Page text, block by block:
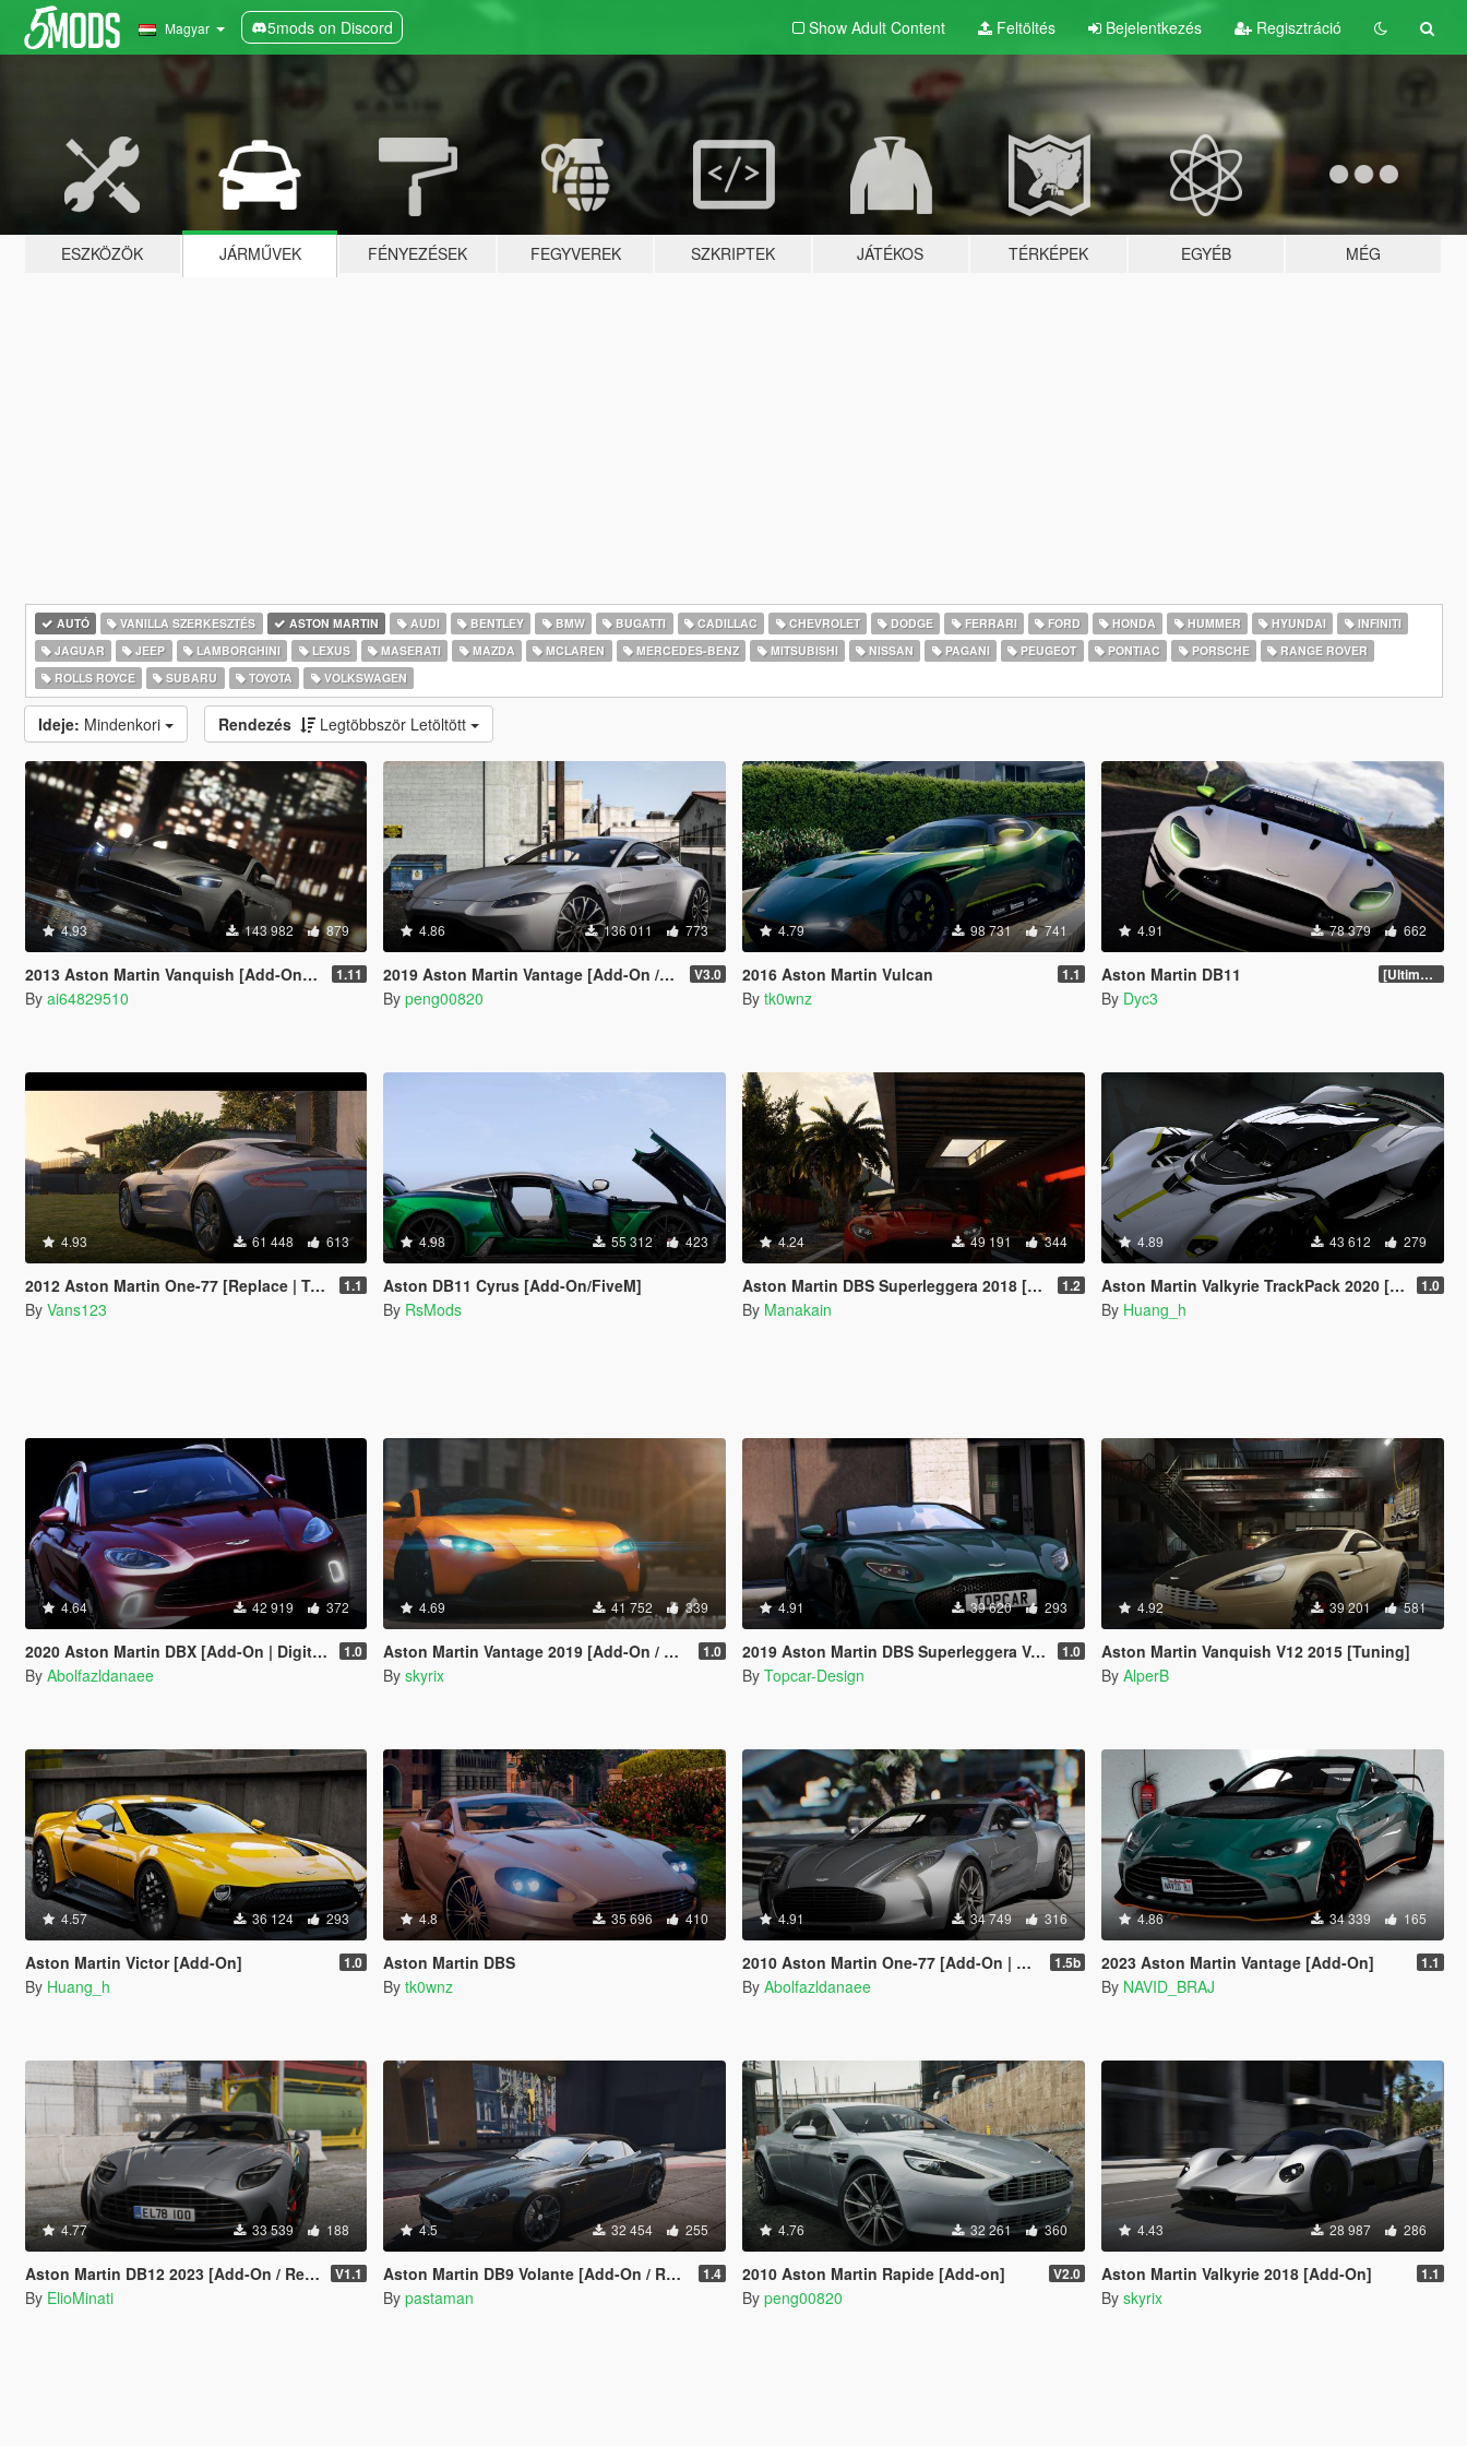
Magyar 5mods on Discord Show Adult Content Feltöltés Bejelentkezés Regisztráció
ESZKÖZÖK JÁRMŰVEK FÉNYEZÉSEK FEGYVEREK SZKRIPTEK JÁTÉKOS TÉRKÉPEK EGYÉB MÉG
AUTÓ VANILLA SZERKESZTÉS ASTON MARTIN AUDI BENTLEY BMW BUGATTI CADILLAC CHEVROLET DODGE FERRARI FORD HONDA HUMMER HYUNDAI
INFINITI
JAGUAR
JEEP LAMBORGHINI LEXUS MASERATI MAZDA MCLAREN MERCEDES-BENZ MITSUBISHI NISSAN PAGANI PEUGEOT PONTIAC PORSCHE
RANGE ROVER
ROLLS ROYCE
SUBARU TOYOTA VOLKSWAGEN
Ideje: Mindenkori Rendezés Legtöbbször Letöltött
4.93 143 982 879
2013 Aston Martin Vanquish [Add-On / Replace] 1.11
By ai64829510
4.86 136 011 773
2019 Aston Martin Vantage [Add-On / Replace] V3.0
By peng00820
4.79 98 731 741
2016 Aston Martin Vulcan 1.1
By tk0wnz
4.91 78 379 662
Aston Martin DB11 [Ultimate Tuning]
By Dyc3
4.93 61 448 613
2012 Aston Martin One-77 [Replace | Tuning | Auto-Spoiler | LODS] 1.1
By Vans123
4.98 55 312 423
Aston DB11 Cyrus [Add-On/FiveM]
By RsMods
4.24 49 191 344
Aston Martin DBS Superleggera 2018 [Add-On / Replace] 1.2
By Manakain
4.89 43 612 279
Aston Martin Valkyrie TrackPack 2020 [Add-On] 1.0
By Huang_h
4.64 42 919 372
2020 Aston Martin DBX [Add-On | Digital Dials | Template | Extras] 1.0
By Abolfazldanaee
4.69 41 752 339
Aston Martin Vantage 2019 [Add-On / Replace] 1.0
By skyrix
4.91 39 620 293
2019 Aston Martin DBS Superleggera Volante [Add-On] 1.0
By Topcar-Design
4.92 39 201 581
Aston Martin Vanquish V12 2015 [Tuning]
By AlperB
4.57 36 124 293
Aston Martin Victor [Add-On] 1.0
By Huang_h
4.8 35 696 410
Aston Martin DBS
By tk0wnz
4.91 34 749 316
2010 Aston Martin One-77 [Add-On | Template] 1.5b
By Abolfazldanaee
4.86 34 339 165
2023 Aston Martin Vantage [Add-On] 1.1
By NAVID_BRAJ
4.77 33 539 188
Aston Martin DB12 2023 [Add-On / Replace | FiveM | Tuning | LODS | Template] V1.1
By ElioMinati
4.5 32 454 255
Aston Martin DB9 Volante [Add-On / Replace] 1.4
By pastaman
4.76 32 261 360
2010 Aston Martin Rapide [Add-on] V2.0
By peng00820
4.43 28 987 286
Aston Martin Valkyrie 2018 [Add-On] 1.1
By skyrix